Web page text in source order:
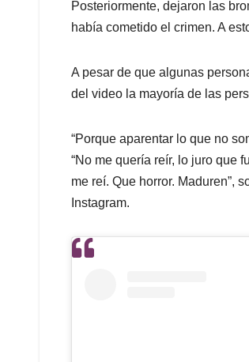
Posteriormente, dejaron las
había cometido el crimen. A
A pesar de que algunas
del video la mayoría de las
“Porque aparentar lo que no
“No me quería reír, lo juro que
me reí. Que horror. Maduren”,
Instagram.